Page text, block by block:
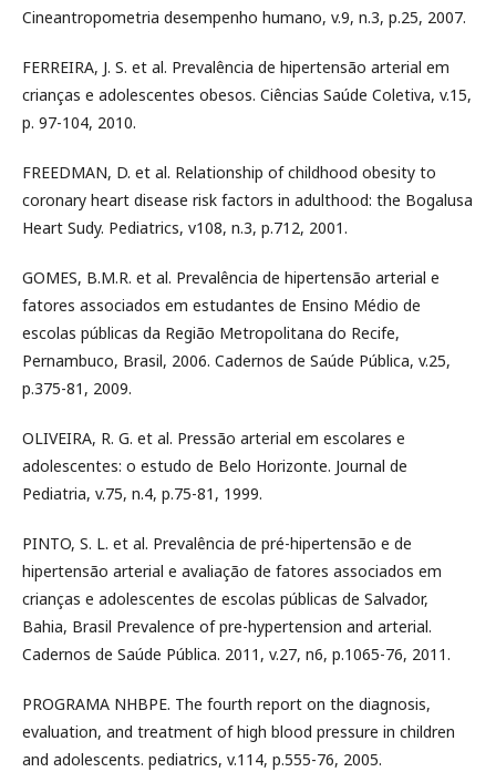
Cineantropometria desempenho humano, v.9, n.3, p.25, 2007.
FERREIRA, J. S. et al. Prevalência de hipertensão arterial em
crianças e adolescentes obesos. Ciências Saúde Coletiva, v.15,
p. 97-104, 2010.
FREEDMAN, D. et al. Relationship of childhood obesity to
coronary heart disease risk factors in adulthood: the Bogalusa
Heart Sudy. Pediatrics, v108, n.3, p.712, 2001.
GOMES, B.M.R. et al. Prevalência de hipertensão arterial e
fatores associados em estudantes de Ensino Médio de
escolas públicas da Região Metropolitana do Recife,
Pernambuco, Brasil, 2006. Cadernos de Saúde Pública, v.25,
p.375-81, 2009.
OLIVEIRA, R. G. et al. Pressão arterial em escolares e
adolescentes: o estudo de Belo Horizonte. Journal de
Pediatria, v.75, n.4, p.75-81, 1999.
PINTO, S. L. et al. Prevalência de pré-hipertensão e de
hipertensão arterial e avaliação de fatores associados em
crianças e adolescentes de escolas públicas de Salvador,
Bahia, Brasil Prevalence of pre-hypertension and arterial.
Cadernos de Saúde Pública. 2011, v.27, n6, p.1065-76, 2011.
PROGRAMA NHBPE. The fourth report on the diagnosis,
evaluation, and treatment of high blood pressure in children
and adolescents. pediatrics, v.114, p.555-76, 2005.